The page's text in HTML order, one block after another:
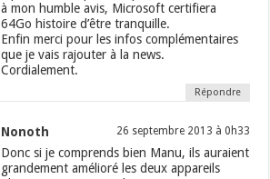
à mon humble avis, Microsoft certifiera
64Go histoire d’être tranquille.
Enfin merci pour les infos complémentaires
que je vais rajouter à la news.
Cordialement.
Répondre
Nonoth 26 septembre 2013 à 0h33
Donc si je comprends bien Manu, ils auraient
grandement amélioré les deux appareils